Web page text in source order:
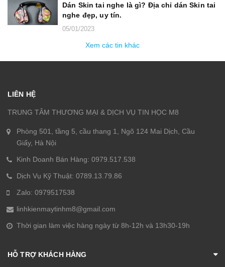
Dán Skin tai nghe là gì? Địa chỉ dán Skin tai
nghe đẹp, uy tín.
05/01/2023
Xem các tin khác
LIÊN HỆ
TRUNG TÂM THƯƠNG MẠI & DỊCH VỤ TIN HỌC M8
Phòng 501, tầng 5, cầu thang 1, Ngõ 124 Mai Dịch, Cầu
Giấy, Hà Nội
Kinh Doanh Bán Hàng: 0979.517.538
Dịch Vụ Kỹ Thuật: 0789.13.79.86
Zalo: 0979517538
linhkienmaytinhm8@gmail.com
Thời gian làm việc hàng ngày từ 8h-12h và 13h30-19h
HỖ TRỢ KHÁCH HÀNG